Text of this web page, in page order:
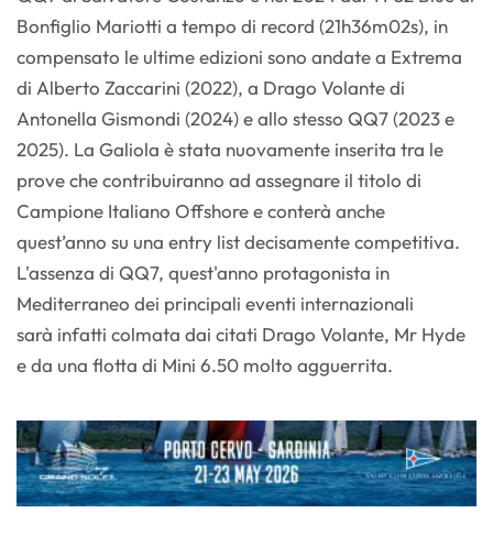
Bonfiglio Mariotti a tempo di record (21h36m02s), in
compensato le ultime edizioni sono andate a Extrema
di Alberto Zaccarini (2022), a Drago Volante di
Antonella Gismondi (2024) e allo stesso QQ7 (2023 e
2025). La Galiola è stata nuovamente inserita tra le
prove che contribuiranno ad assegnare il titolo di
Campione Italiano Offshore e conterà anche
quest’anno su una entry list decisamente competitiva.
L'assenza di QQ7, quest'anno protagonista in
Mediterraneo dei principali eventi internazionali
sarà infatti colmata dai citati Drago Volante, Mr Hyde
e da una flotta di Mini 6.50 molto agguerrita.